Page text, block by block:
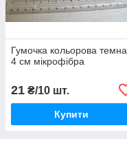
Гумочка кольорова темна
4 см мікрофібра
21 ₴/10 шт.
Купити